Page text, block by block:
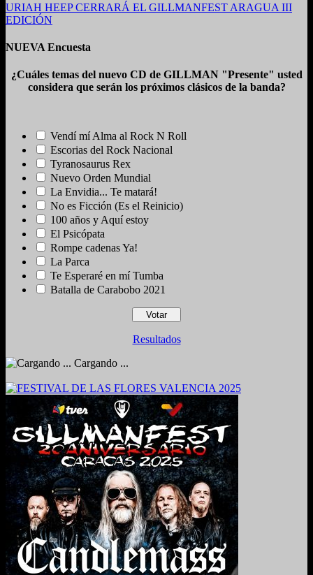
URIAH HEEP CERRARÁ EL GILLMANFEST ARAGUA III
EDICIÓN
NUEVA Encuesta
¿Cuáles temas del nuevo CD de GILLMAN "Presente" usted
considera que serán los próximos clásicos de la banda?
Vendí mí Alma al Rock N Roll
Escorias del Rock Nacional
Tyranosaurus Rex
Nuevo Orden Mundial
La Envidia... Te matará!
No es Ficción (Es el Reinicio)
100 años y Aquí estoy
El Psicópata
Rompe cadenas Ya!
La Parca
Te Esperaré en mí Tumba
Batalla de Carabobo 2021
Resultados
Cargando ...